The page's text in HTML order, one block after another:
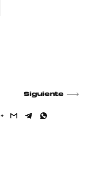
Siguiente